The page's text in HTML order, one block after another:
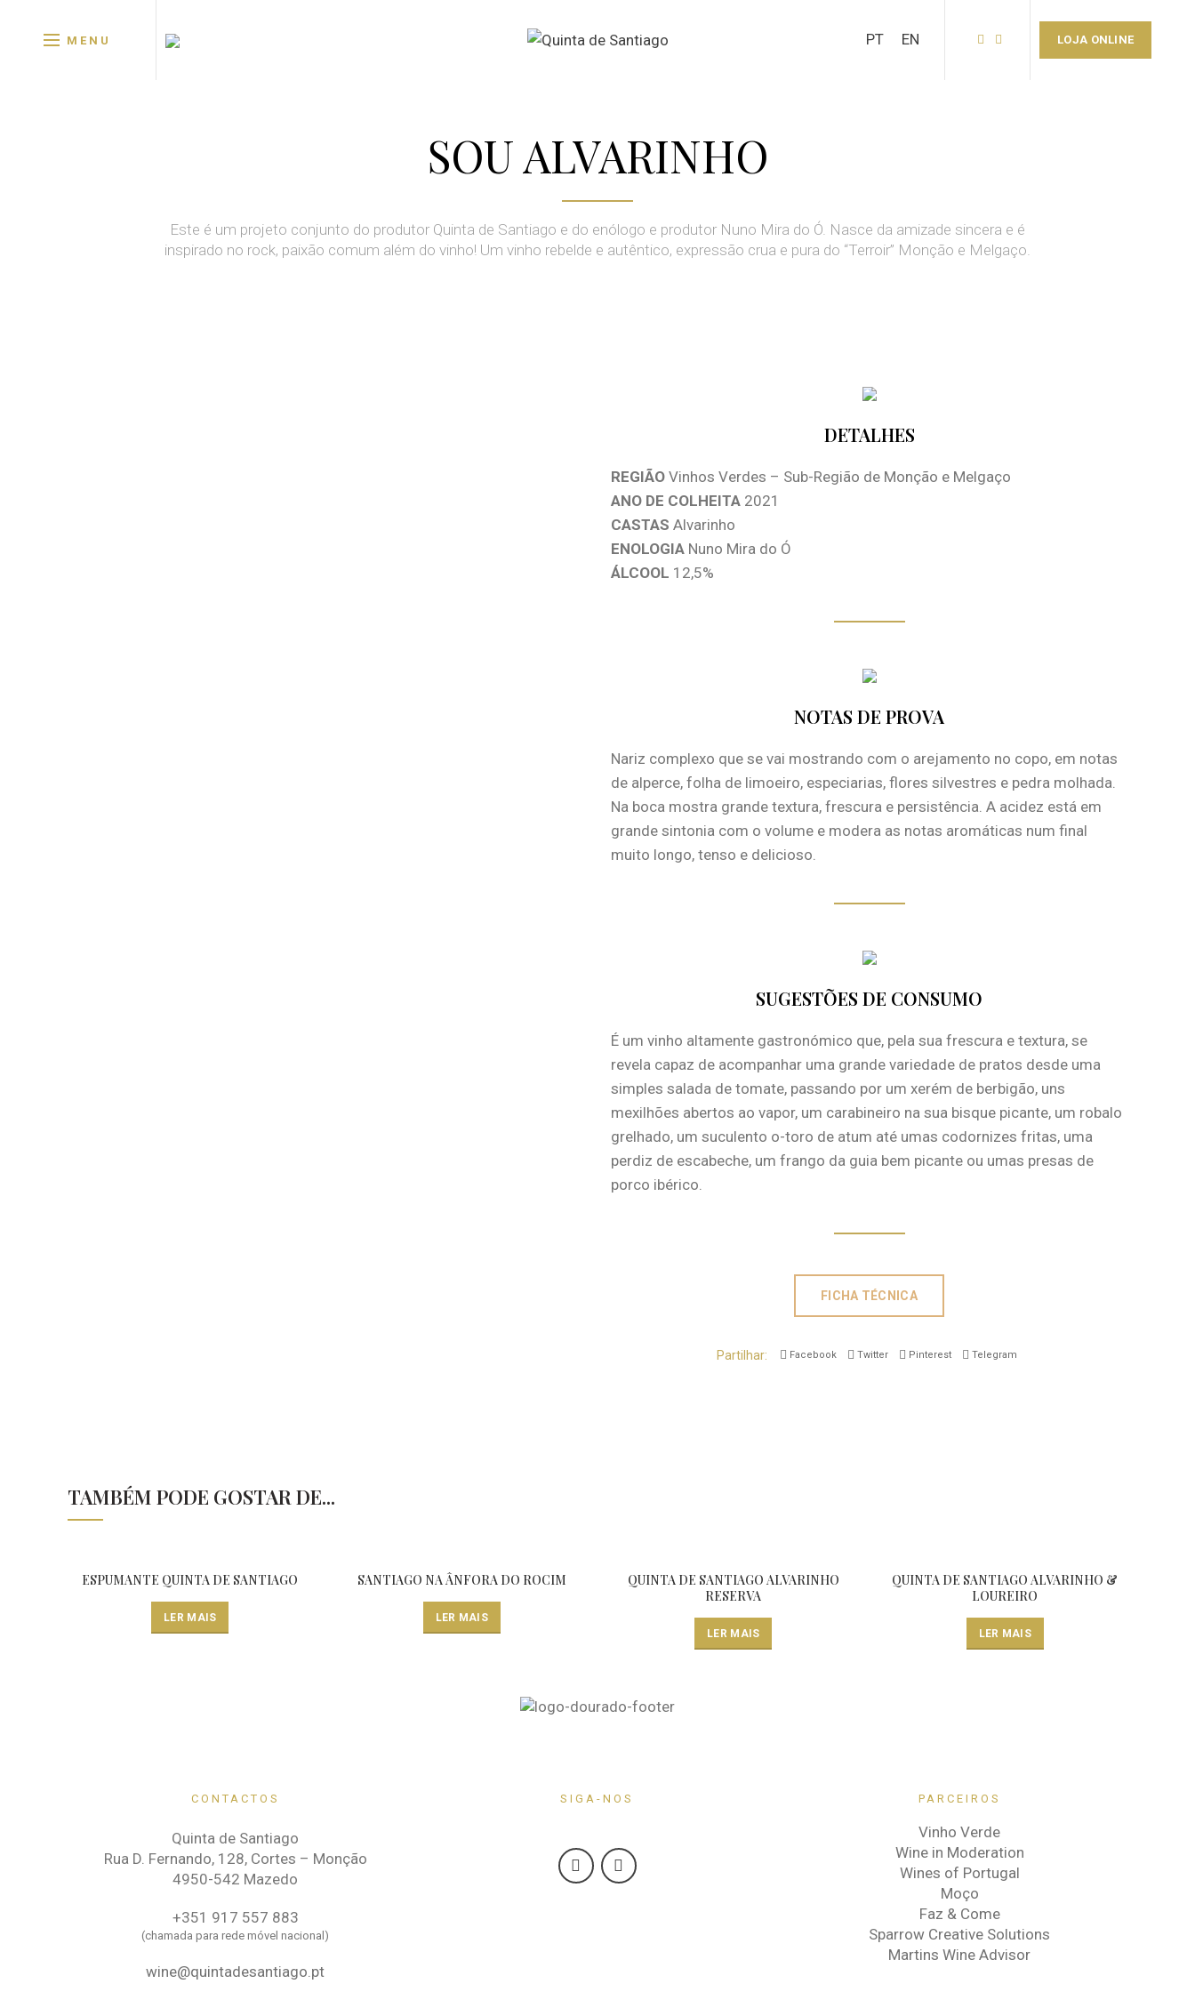
MENU PT EN LOJA ONLINE
SOU ALVARINHO
Este é um projeto conjunto do produtor Quinta de Santiago e do enólogo e produtor Nuno Mira do Ó. Nasce da amizade sincera e é
inspirado no rock, paixão comum além do vinho! Um vinho rebelde e autêntico, expressão crua e pura do “Terroir” Monção e Melgaço.
DETALHES
REGIÃO Vinhos Verdes – Sub-Região de Monção e Melgaço
ANO DE COLHEITA 2021
CASTAS Alvarinho
ENOLOGIA Nuno Mira do Ó
ÁLCOOL 12,5%
NOTAS DE PROVA
Nariz complexo que se vai mostrando com o arejamento no copo, em notas
de alperce, folha de limoeiro, especiarias, flores silvestres e pedra molhada.
Na boca mostra grande textura, frescura e persistência. A acidez está em
grande sintonia com o volume e modera as notas aromáticas num final
muito longo, tenso e delicioso.
SUGESTÕES DE CONSUMO
É um vinho altamente gastronómico que, pela sua frescura e textura, se
revela capaz de acompanhar uma grande variedade de pratos desde uma
simples salada de tomate, passando por um xerém de berbigão, uns
mexilhões abertos ao vapor, um carabineiro na sua bisque picante, um robalo
grelhado, um suculento o-toro de atum até umas codornizes fritas, uma
perdiz de escabeche, um frango da guia bem picante ou umas presas de
porco ibérico.
FICHA TÉCNICA
Partilhar Facebook Twitter Pinterest Telegram
TAMBÉM PODE GOSTAR DE...
ESPUMANTE QUINTA DE SANTIAGO
LER MAIS
SANTIAGO NA ÂNFORA DO ROCIM
LER MAIS
QUINTA DE SANTIAGO ALVARINHO
RESERVA
LER MAIS
QUINTA DE SANTIAGO ALVARINHO &
LOUREIRO
LER MAIS
CONTACTOS
Quinta de Santiago
Rua D. Fernando, 128, Cortes – Monção
4950-542 Mazedo
+351 917 557 883
(chamada para rede móvel nacional)
wine@quintadesantiago.pt
SIGA-NOS PARCEIROS
Vinho Verde
Wine in Moderation
Wines of Portugal
Moço
Faz & Come
Sparrow Creative Solutions
Martins Wine Advisor